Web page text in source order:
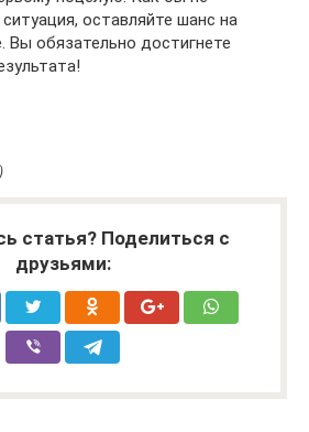
оставляйте шанс на
Вы обязательно достигнете
)
статья? Поделиться с
друзьями: